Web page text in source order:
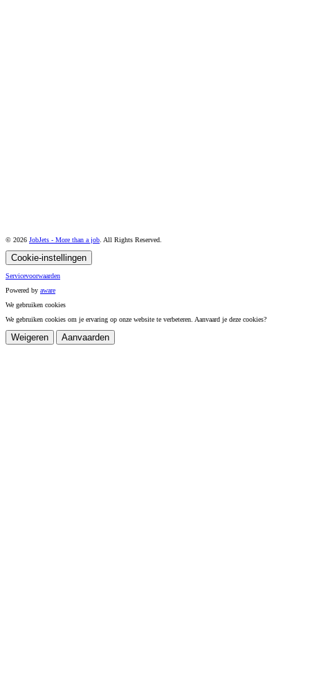
© 2026 JobJets - More than a job . All Rights Reserved.
Cookie-instellingen
Servicevoorwaarden
Powered by aware
We gebruiken cookies
We gebruiken cookies om je ervaring op onze website te verbeteren. Aanvaard je deze cookies?
Weigeren Aanvaarden